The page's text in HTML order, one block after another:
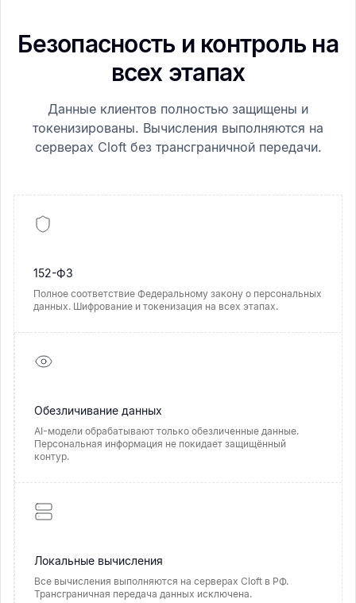
Безопасность и контроль на
всех этапах
Данные клиентов полностью защищены и
токенизированы. Вычисления выполняются на
серверах Cloft без трансграничной передачи.
152-ФЗ
Полное соответствие Федеральному закону о персональных
данных. Шифрование и токенизация на всех этапах.
Обезличивание данных
AI-модели обрабатывают только обезличенные данные.
Персональная информация не покидает защищённый
контур.
Локальные вычисления
Все вычисления выполняются на серверах Cloft в РФ.
Трансграничная передача данных исключена.